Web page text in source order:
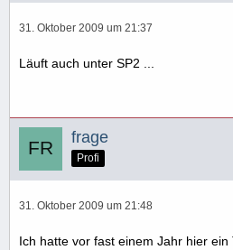
31. Oktober 2009 um 21:37
Läuft auch unter SP2 ...
frage
Profi
31. Oktober 2009 um 21:48
Ich hatte vor fast einem Jahr hier